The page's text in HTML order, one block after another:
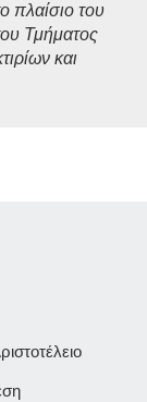
του
Τμήματος
και